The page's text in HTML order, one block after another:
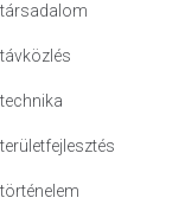
társadalom
távközlés
technika
területfejlesztés
történelem